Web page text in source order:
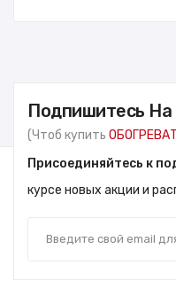
Подпишитесь На
(Чтоб купить
Присоединяйтесь к
курсе новых акции и